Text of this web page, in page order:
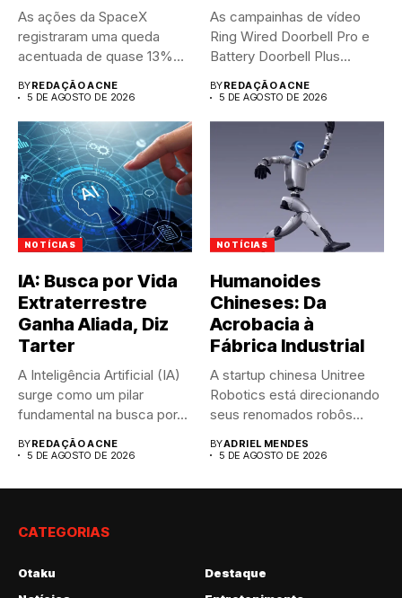
As ações da SpaceX
registraram uma queda
acentuada de quase 13%
BYREDAÇÃO ACNE
5 DE AGOSTO DE 2026
As campainhas de vídeo
Ring Wired Doorbell Pro e
Battery Doorbell Plus...
BYREDAÇÃO ACNE
5 DE AGOSTO DE 2026
NOTÍCIAS
IA: Busca por Vida
Extraterrestre
Ganha Aliada, Diz
Tarter
A Inteligência Artificial (IA)
surge como um pilar
fundamental na busca por...
BYREDAÇÃO ACNE
5 DE AGOSTO DE 2026
NOTÍCIAS
Humanoides
Chineses: Da
Acrobacia à
Fábrica Industrial
A startup chinesa Unitree
Robotics está direcionando
seus renomados robôs
BYADRIEL MENDES
5 DE AGOSTO DE 2026
CATEGORIAS
Otaku
Destaque